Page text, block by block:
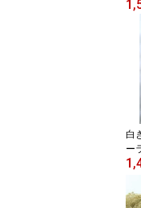
カ
白
ー
薬